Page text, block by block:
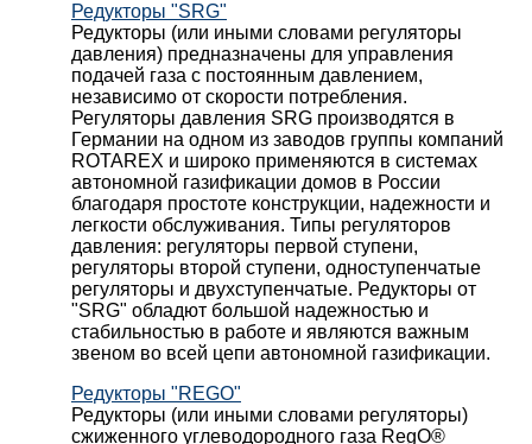
Редукторы "SRG"
Редукторы (или иными словами регуляторы
давления) предназначены для управления
подачей газа с постоянным давлением,
независимо от скорости потребления.
Регуляторы давления SRG производятся в
Германии на одном из заводов группы компаний
ROTAREX и широко применяются в системах
автономной газификации домов в России
благодаря простоте конструкции, надежности и
легкости обслуживания. Типы регуляторов
давления: регуляторы первой ступени,
регуляторы второй ступени, одноступенчатые
регуляторы и двухступенчатые. Редукторы от
"SRG" обладют большой надежностью и
стабильностью в работе и являются важным
звеном во всей цепи автономной газификации.
Редукторы "REGO"
Редукторы (или иными словами регуляторы)
сжиженного углеводородного газа RegO®